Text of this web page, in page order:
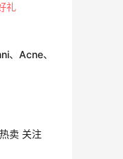
礼
、Acne、
卖 关注